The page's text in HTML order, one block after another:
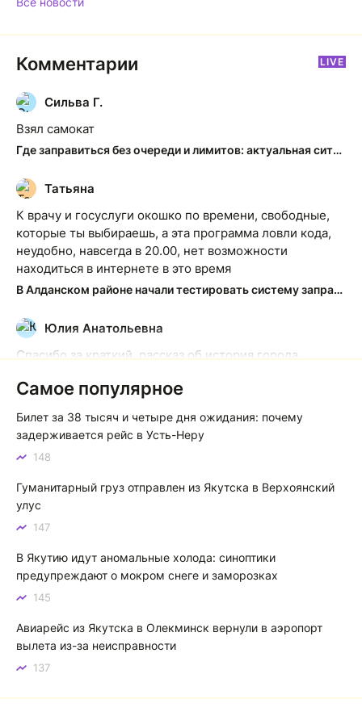
Комментарии LIVE
С
Сильва Г.
Взял самокат
Где заправиться без очереди и лимитов: актуальная ситуация на АЗС Якутска
Т
Татьяна
К врачу и госуслуги окошко по времени, свободные,
которые ты выбираешь, а эта программа ловли кода,
неудобно, навсегда в 20.00, нет возможности
находиться в интернете в это время
В Алданском районе начали тестировать систему заправки по QR-кодам
Ю
Юлия Анатольевна
Спасибо за краткий, рассказ об история города
Якутск сквозь века: от острога до столицы республики
К
Котя злой
Зной в Сибири, тем более в Якутске. Никакой это не
тем более говорить не приходиться. Не зря даже в
песнях поют…
Самое популярное
Билет за 38 тысяч и четыре дня ожидания: почему
задерживается рейс в Усть-Неру
148
Гуманитарный груз отправлен из Якутска в Верхоянский
улус
147
В Якутию идут аномальные холода: синоптики
предупреждают о мокром снеге и заморозках
145
Авиарейс из Якутска в Олекминск вернули в аэропорт
вылета из-за неисправности
137